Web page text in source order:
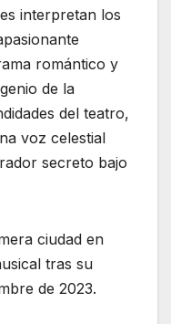
interpretan los
romántico y
de la
del teatro,
voz celestial
secreto bajo
ciudad en
tras su
de 2023.